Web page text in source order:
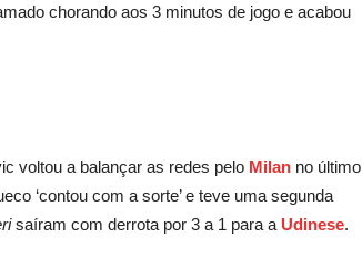
chorando aos 3 minutos de jogo e acabou
voltou a balançar as redes pelo Milan no último
‘contou com a sorte’ e teve uma segunda
saíram com derrota por 3 a 1 para a Udinese.